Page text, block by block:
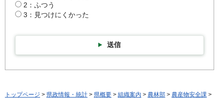
2：ふつう
3：見つけにくかった
送信
トップページ > 県政情報・統計 > 県概要 > 組織案内 > 農林部 > 農産物安全課 >